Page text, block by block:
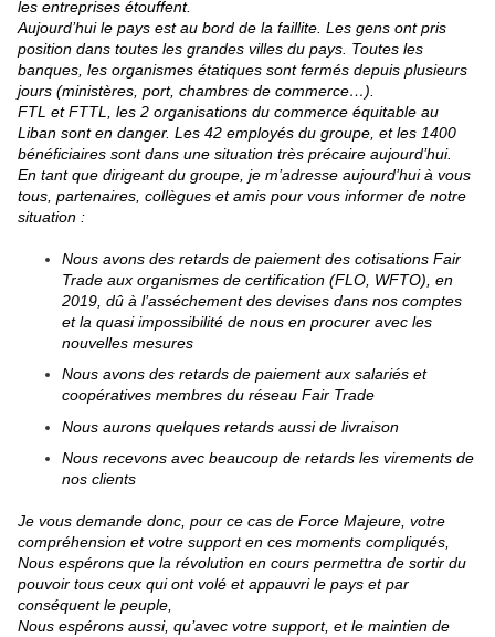
les entreprises étouffent.
Aujourd’hui le pays est au bord de la faillite. Les gens ont pris
position dans toutes les grandes villes du pays. Toutes les
banques, les organismes étatiques sont fermés depuis plusieurs
jours (ministères, port, chambres de commerce…).
FTL et FTTL, les 2 organisations du commerce équitable au
Liban sont en danger. Les 42 employés du groupe, et les 1400
bénéficiaires sont dans une situation très précaire aujourd’hui.
En tant que dirigeant du groupe, je m’adresse aujourd’hui à vous
tous, partenaires, collègues et amis pour vous informer de notre
situation :
Nous avons des retards de paiement des cotisations Fair
Trade aux organismes de certification (FLO, WFTO), en
2019, dû à l’asséchement des devises dans nos comptes
et la quasi impossibilité de nous en procurer avec les
nouvelles mesures
Nous avons des retards de paiement aux salariés et
coopératives membres du réseau Fair Trade
Nous aurons quelques retards aussi de livraison
Nous recevons avec beaucoup de retards les virements de
nos clients
Je vous demande donc, pour ce cas de Force Majeure, votre
compréhension et votre support en ces moments compliqués,
Nous espérons que la révolution en cours permettra de sortir du
pouvoir tous ceux qui ont volé et appauvri le pays et par
conséquent le peuple,
Nous espérons aussi, qu’avec votre support, et le maintien de